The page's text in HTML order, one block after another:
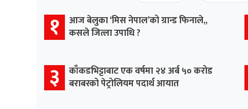
१
आज बेलुका ‘मिस नेपाल’को ग्रान्ड फिनाले,,
कसले जित्ला उपाधि ?
३
काँकडभिट्टाबाट एक वर्षमा २४ अर्ब ५० करोड
बराबरको पेट्रोलियम पदार्थ आयात